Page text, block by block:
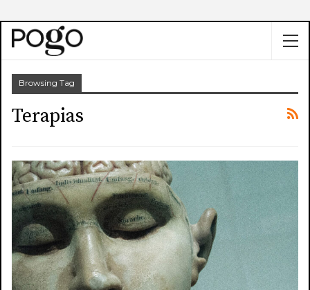
Browsing Tag
Terapias